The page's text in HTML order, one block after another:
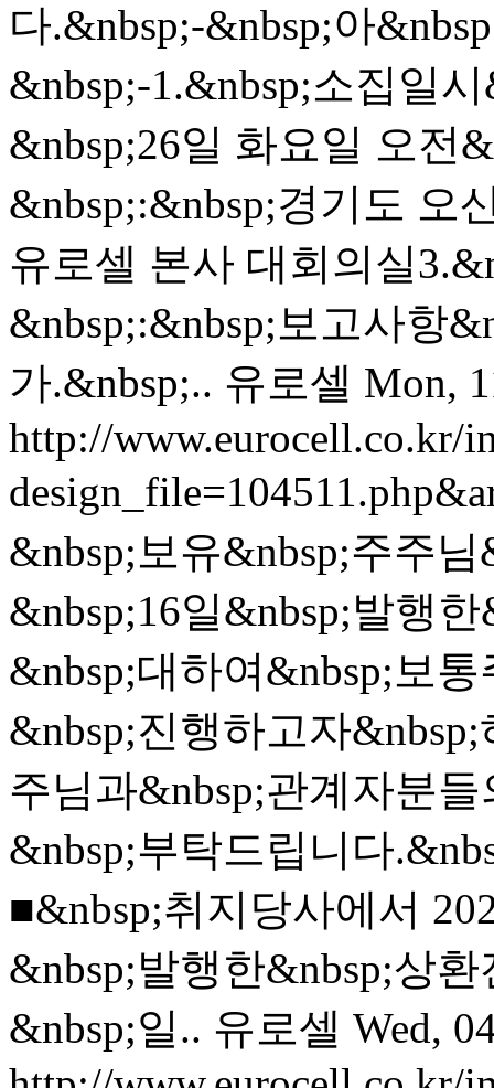
다.&nbsp;-&nbsp;아
&nbsp;-1.&nbsp;소집일
&nbsp;26일 화요일 오전
&nbsp;:&nbsp;경기도 오
유로셀 본사 대회의실
&nbsp;:&nbsp;보고사항
가.&nbsp;.. 유로셀 Mon,
http://www.eurocell.co.kr/
&nbsp;보유&nbsp;주주
&nbsp;16일&nbsp;발행
&nbsp;대하여&nbsp;보
&nbsp;진행하고자
주님과&nbsp;관계자분
&nbsp;부탁드립니다
■&nbsp;취지당사에서
&nbsp;발행한&nbsp;상
&nbsp;일.. 유로셀 Wed,